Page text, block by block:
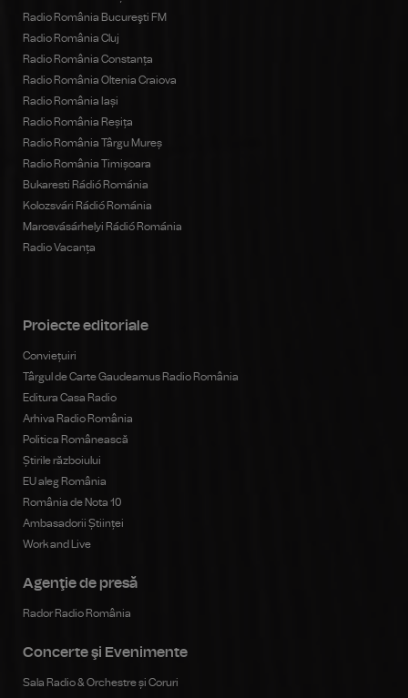
Radio România Bucureşti FM
Radio România Cluj
Radio România Constanța
Radio România Oltenia Craiova
Radio România Iași
Radio România Reșița
Radio România Târgu Mureș
Radio România Timișoara
Bukaresti Rádió Románia
Kolozsvári Rádió Románia
Marosvásárhelyi Rádió Románia
Radio Vacanța
Proiecte editoriale
Conviețuiri
Târgul de Carte Gaudeamus Radio România
Editura Casa Radio
Arhiva Radio România
Politica Românească
Știrile războiului
EU aleg România
România de Nota 10
Ambasadorii Științei
Work and Live
Agenţie de presă
Rador Radio România
Concerte şi Evenimente
Sala Radio & Orchestre și Coruri